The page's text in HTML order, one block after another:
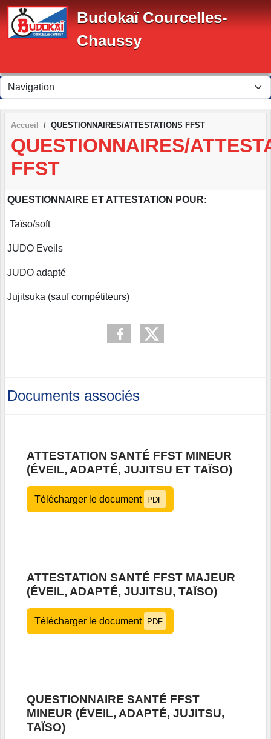
Budokaï Courcelles-
Chaussy
Accueil QUESTIONNAIRES/ATTESTATIONS FFST
QUESTIONNAIRES/
FFST
QUESTIONNAIRE ET ATTESTATION POUR:
Taïso/soft
JUDO Eveils
JUDO adapté
Jujitsuka (sauf compétiteurs)
Documents associés
ATTESTATION SANTÉ FFST MINEUR
(ÉVEIL, ADAPTÉ, JUJITSU ET TAÏSO)
Télécharger le document PDF
ATTESTATION SANTÉ FFST MAJEUR
(ÉVEIL, ADAPTÉ, JUJITSU, TAÏSO)
Télécharger le document PDF
QUESTIONNAIRE SANTÉ FFST
MINEUR (ÉVEIL, ADAPTÉ, JUJITSU,
TAÏSO)
Panneau de gestion des cookies